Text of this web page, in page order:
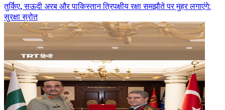
तुर्किए, सऊदी अरब और पाकिस्तान त्रिपक्षीय रक्षा समझौते पर मुहर लगाएंगे:
सुरक्षा स्रोत